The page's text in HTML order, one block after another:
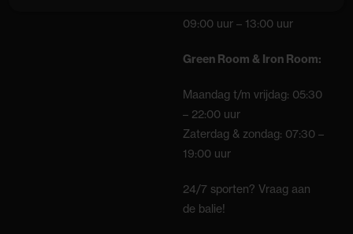
09:00 uur – 13:00 uur
Green Room & Iron Room:
Maandag t/m vrijdag: 05:30
– 22:00 uur
Zaterdag & zondag: 07:30 –
19:00 uur
24/7 sporten? Vraag aan
de balie!